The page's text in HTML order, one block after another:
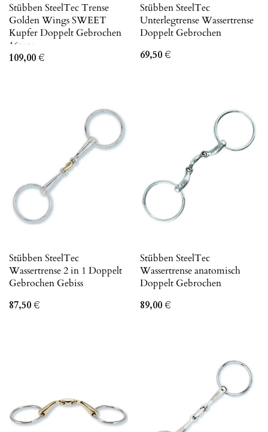
Stübben SteelTec Trense
Golden Wings SWEET
Kupfer Doppelt Gebrochen
16mm
109,00€
Stübben SteelTec
Unterlegtrense Wassertrense
Doppelt Gebrochen
69,50€
Stübben SteelTec
Wassertrense 2 in 1 Doppelt
Gebrochen Gebiss
87,50€
Stübben SteelTec
Wassertrense anatomisch
Doppelt Gebrochen
89,00€